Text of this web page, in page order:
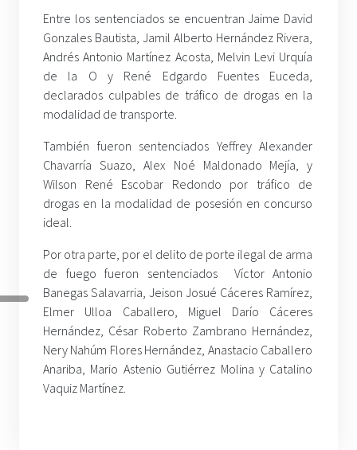
Entre los sentenciados se encuentran Jaime David
Gonzales Bautista, Jamil Alberto Hernández Rivera,
Andrés Antonio Martínez Acosta, Melvin Levi Urquía
de la O y René Edgardo Fuentes Euceda,
declarados culpables de tráfico de drogas en la
modalidad de transporte.
También fueron sentenciados Yeffrey Alexander
Chavarría Suazo, Alex Noé Maldonado Mejía, y
Wilson René Escobar Redondo por tráfico de
drogas en la modalidad de posesión en concurso
ideal.
Por otra parte, por el delito de porte ilegal de arma
de fuego fueron sentenciados Víctor Antonio
Banegas Salavarria, Jeison Josué Cáceres Ramírez,
Elmer Ulloa Caballero, Miguel Darío Cáceres
Hernández, César Roberto Zambrano Hernández,
Nery Nahúm Flores Hernández, Anastacio Caballero
Anariba, Mario Astenio Gutiérrez Molina y Catalino
Vaquiz Martínez.